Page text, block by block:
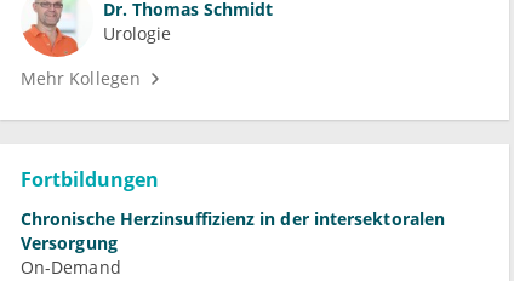
Dr. Thomas Schmidt
Urologie
Mehr Kollegen
Fortbildungen
Chronische Herzinsuffizienz in der intersektoralen
Versorgung
On-Demand